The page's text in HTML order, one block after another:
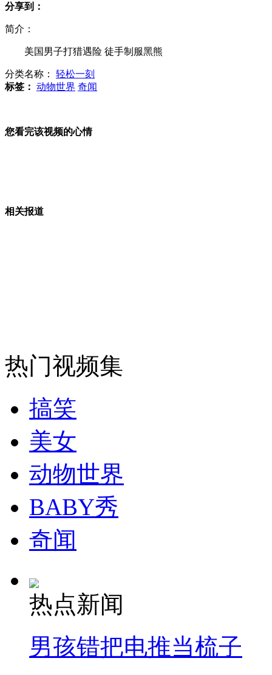
郭晶晶 ：一路风雨一路晴
女孩北京地铁殴打老人 痛下狠手拳打脚踢
无痛分娩是否安全 医生回应
外交部：反对强权政治霸凌主义
外交部：有关国家言论片面不公正
安徽一实载49人客车翻车
走！跟着总书记去植树
分享到：
简介：
美国男子打猎遇险 徒手制服黑熊
分类名称： 轻松一刻
标签： 动物世界 奇闻
您看完该视频的心情
相关报道
热门视频集
搞笑
美女
动物世界
BABY秀
奇闻
热点新闻
男孩错把电推当梳子